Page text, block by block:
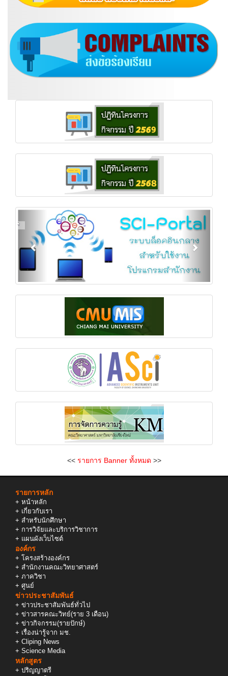
<< รายการ Banner ทั้งหมด >>
รายการหลัก
+ หน้าหลัก
+ เกี่ยวกับเรา
+ สำหรับนักศึกษา
+ การวิจัยและบริการวิชาการ
+ แผนผังเว็บไซต์
องค์กร
+ โครงสร้างองค์กร
+ สำนักงานคณะวิทยาศาสตร์
+ ภาควิชา
+ ศูนย์
ข่าวประชาสัมพันธ์
+ ข่าวประชาสัมพันธ์ทั่วไป
+ ข่าวสารคณะวิทย์(ราย 3 เดือน)
+ ข่าวกิจกรรม(รายปักษ์)
+ เรื่องน่ารู้จาก มช.
+ Cliping News
+ Science Media
หลักสูตร
+ ปริญญาตรี